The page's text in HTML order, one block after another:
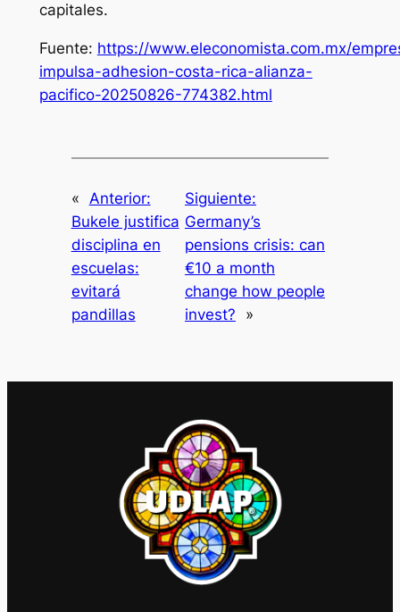
capitales.
Fuente: https://www.eleconomista.com.mx/
impulsa-adhesion-costa-rica-alianza-
pacifico-20250826-774382.html
« Anterior:
Bukele justifica
disciplina en
escuelas:
evitará
pandillas
Siguiente:
Germany’s
pensions crisis: can
€10 a month
change how people
invest?
»